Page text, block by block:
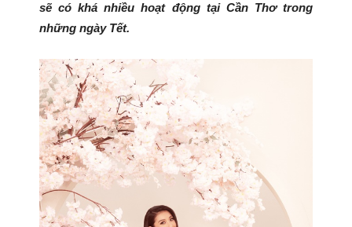
sẽ có khá nhiều hoạt động tại Cần Thơ trong
những ngày Tết.